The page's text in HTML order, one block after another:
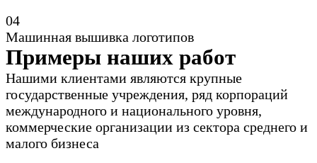
04
Машинная вышивка логотипов
Примеры наших работ
Нашими клиентами являются крупные
государственные учреждения, ряд корпораций
международного и национального уровня,
коммерческие организации из сектора среднего и
малого бизнеса